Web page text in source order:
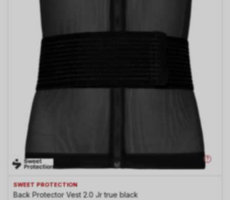
SWEET PROTECTION
Back Protector Vest 2.0 Jr true black